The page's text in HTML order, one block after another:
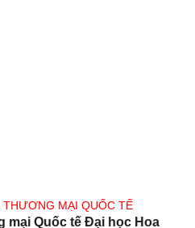
MẠI QUỐC TẾ
mại Quốc tế Đại học Hoa